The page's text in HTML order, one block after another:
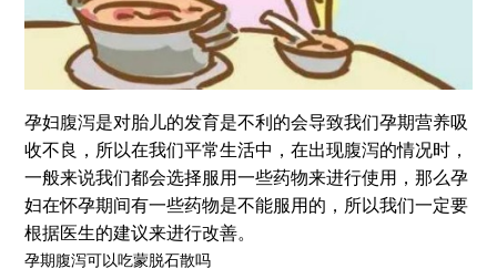
孕妇腹泻是对胎儿的发育是不利的会导致我们孕期营养吸
收不良，所以在我们平常生活中，在出现腹泻的情况时，
一般来说我们都会选择服用一些药物来进行使用，那么孕
妇在怀孕期间有一些药物是不能服用的，所以我们一定要
根据医生的建议来进行改善。
孕期腹泻可以吃蒙脱石散吗